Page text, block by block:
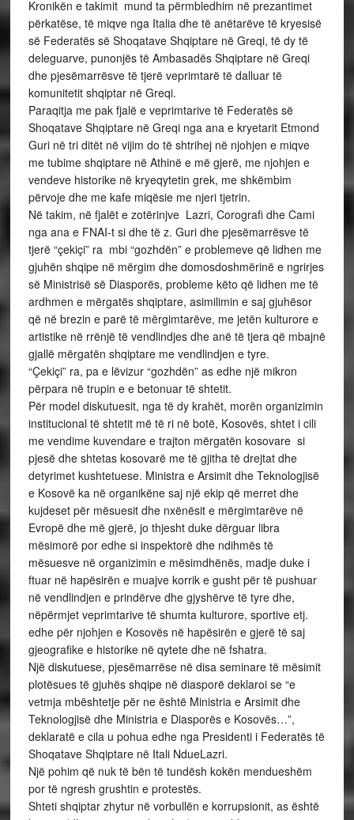
Kronikën e takimit mund ta përmbledhim në prezantimet
përkatëse, të miqve nga Italia dhe të anëtarëve të kryesisë
së Federatës së Shoqatave Shqiptare në Greqi, të dy të
deleguarve, punonjës të Ambasadës Shqiptare në Greqi
dhe pjesëmarrësve të tjerë veprimtarë të dalluar të
komunitetit shqiptar në Greqi.
Paraqitja me pak fjalë e veprimtarive të Federatës së
Shoqatave Shqiptare në Greqi nga ana e kryetarit Etmond
Guri në tri ditët në vijim do të shtrihej në njohjen e miqve
me tubime shqiptare në Athinë e më gjerë, me njohjen e
vendeve historike në kryeqytetin grek, me shkëmbim
përvoje dhe me kafe miqësie me njeri tjetrin.
Në takim, në fjalët e zotërinjve Lazri, Corografi dhe Cami
nga ana e FNAI-t si dhe të z. Guri dhe pjesëmarrësve të
tjerë “çekiçi” ra mbi “gozhdën” e problemeve që lidhen me
gjuhën shqipe në mërgim dhe domosdoshmërinë e ngrirjes
së Ministrisë së Diasporës, probleme këto që lidhen me të
ardhmen e mërgatës shqiptare, asimilimin e saj gjuhësor
që në brezin e parë të mërgimtarëve, me jetën kulturore e
artistike në rrënjë të vendlindjes dhe anë të tjera që mbajnë
gjallë mërgatën shqiptare me vendlindjen e tyre.
“Çekiçi” ra, pa e lëvizur “gozhdën” as edhe një mikron
përpara në trupin e e betonuar të shtetit.
Për model diskutuesit, nga të dy krahët, morën organizimin
institucional të shtetit më të ri në botë, Kosovës, shtet i cili
me vendime kuvendare e trajton mërgatën kosovare si
pjesë dhe shtetas kosovarë me të gjitha të drejtat dhe
detyrimet kushtetuese. Ministra e Arsimit dhe Teknologjisë
e Kosovë ka në organikëne saj një ekip që merret dhe
kujdeset për mësuesit dhe nxënësit e mërgimtarëve në
Evropë dhe më gjerë, jo thjesht duke dërguar libra
mësimorë por edhe si inspektorë dhe ndihmës të
mësuesve në organizimin e mësimdhënës, madje duke i
ftuar në hapësirën e muajve korrik e gusht për të pushuar
në vendlindjen e prindërve dhe gjyshërve të tyre dhe,
nëpërmjet veprimtarive të shumta kulturore, sportive etj.
edhe për njohjen e Kosovës në hapësirën e gjerë të saj
gjeografike e historike në qytete dhe në fshatra.
Një diskutuese, pjesëmarrëse në disa seminare të mësimit
plotësues të gjuhës shqipe në diasporë deklaroi se “e
vetmja mbështetje për ne është Ministria e Arsimit dhe
Teknologjisë dhe Ministria e Diasporës e Kosovës…”,
deklaratë e cila u pohua edhe nga Presidenti i Federatës të
Shoqatave Shqiptare në Itali NdueLazri.
Një pohim që nuk të bën të tundësh kokën mendueshëm
por të ngresh grushtin e protestës.
Shteti shqiptar zhytur në vorbullën e korrupsionit, as është